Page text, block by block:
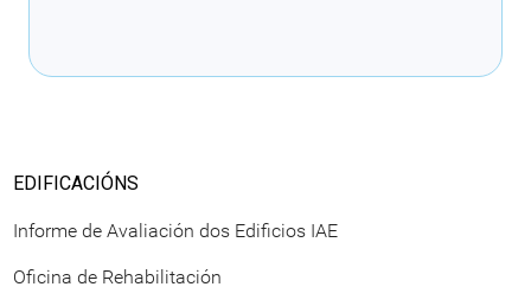
EDIFICACIÓNS
Informe de Avaliación dos Edificios IAE
Oficina de Rehabilitación